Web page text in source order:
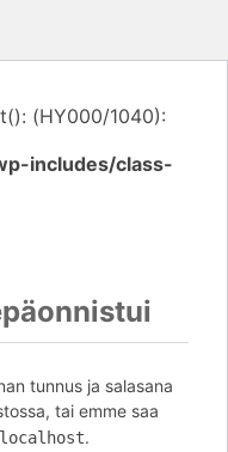
(HY000/1040):
includes/class-
tunnus ja salasana
tai emme saa
localhost.